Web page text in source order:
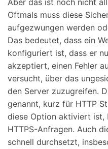
Aber das ist noch nicht
Oftmals muss diese
aufgezwungen werden
Das bedeutet, dass ein
konfiguriert ist, dass er
akzeptiert, einen Fehler
versucht, über das
den Server zuzugreifen.
genannt, kurz für HTTP
diese Option aktiviert ist,
HTTPS-Anfragen. Auch
schnell durchsetzt,